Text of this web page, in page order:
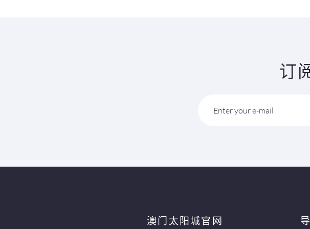
订
Enter your e-mail
澳门太阳城官网